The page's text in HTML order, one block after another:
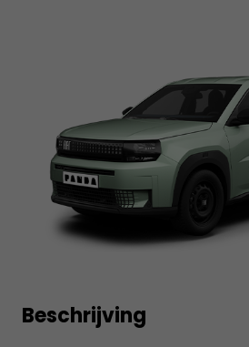
Beschrijving